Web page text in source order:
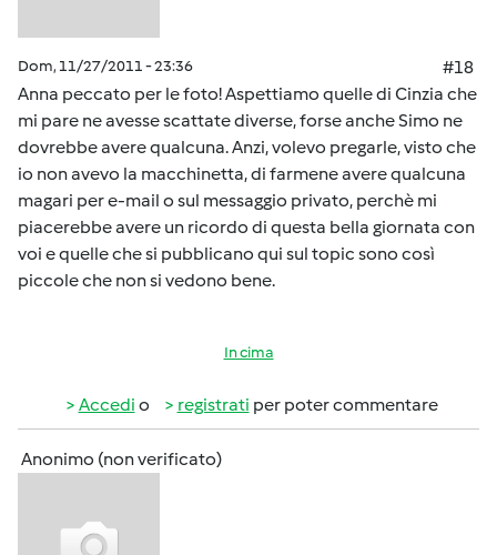
Dom, 11/27/2011 - 23:36
#18
Anna peccato per le foto! Aspettiamo quelle di Cinzia che
mi pare ne avesse scattate diverse, forse anche Simo ne
dovrebbe avere qualcuna. Anzi, volevo pregarle, visto che
io non avevo la macchinetta, di farmene avere qualcuna
magari per e-mail o sul messaggio privato, perchè mi
piacerebbe avere un ricordo di questa bella giornata con
voi e quelle che si pubblicano qui sul topic sono così
piccole che non si vedono bene.
In cima
Accedi o registrati per poter commentare
Anonimo (non verificato)